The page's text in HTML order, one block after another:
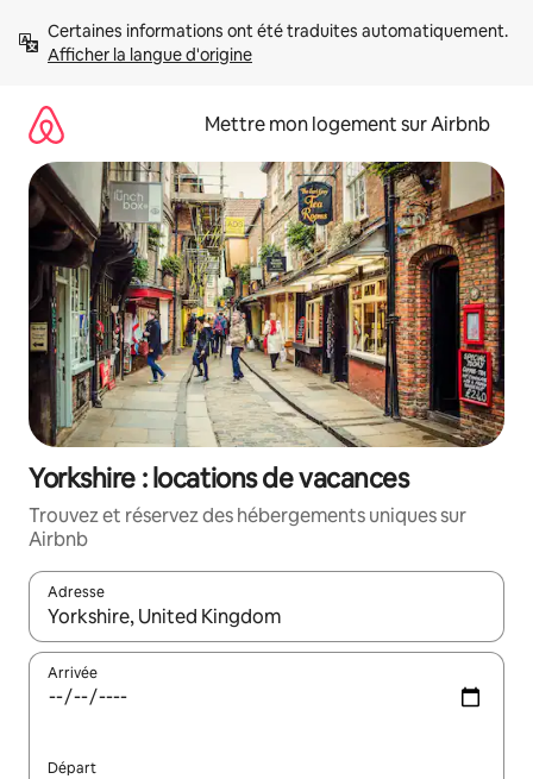
directement
Afficher la langue d'origine
Mettre mon logement sur Airbnb
Yorkshire : locations de vacances
Trouvez et réservez des hébergements uniques sur
Airbnb
Adresse
Lorsque les résultats s'affichent, utilisez les flèches vers le
Arrivée
Départ